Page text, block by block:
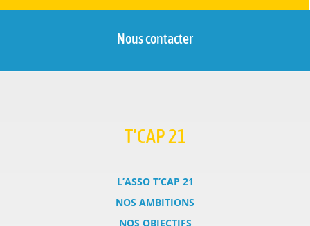
Nous contacter
T’CAP 21
L’ASSO T’CAP 21
NOS AMBITIONS
NOS OBJECTIFS